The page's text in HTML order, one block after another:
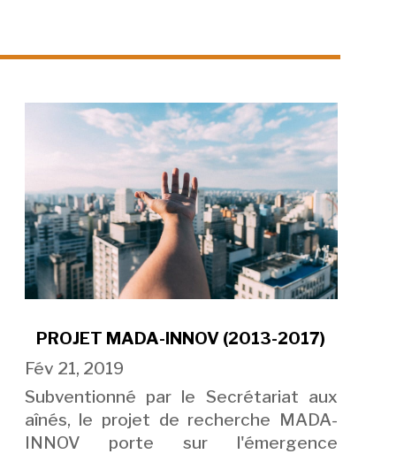
PROJET MADA-INNOV (2013-2017)
Fév 21, 2019
Subventionné par le Secrétariat aux
aînés, le projet de recherche MADA-
INNOV porte sur l'émergence